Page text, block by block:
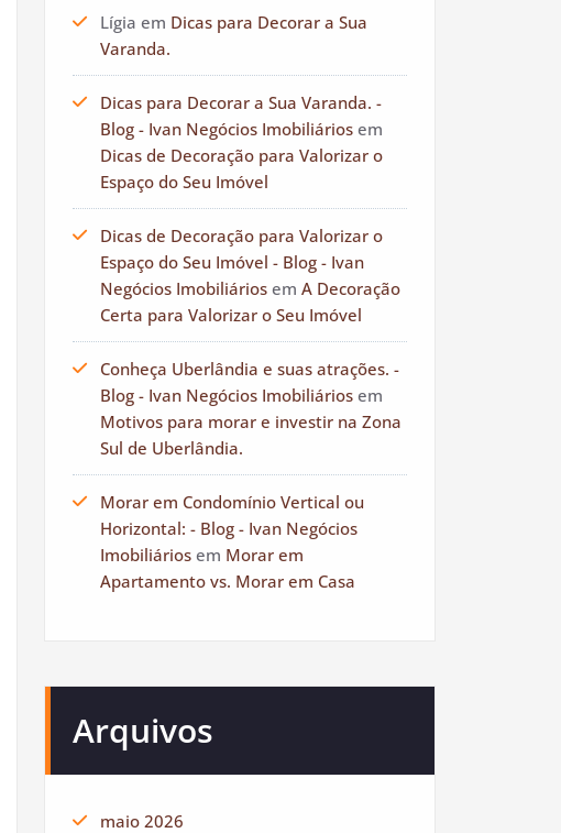
Lígia em Dicas para Decorar a Sua
Varanda.
Dicas para Decorar a Sua Varanda. -
Blog - Ivan Negócios Imobiliários em
Dicas de Decoração para Valorizar o
Espaço do Seu Imóvel
Dicas de Decoração para Valorizar o
Espaço do Seu Imóvel - Blog - Ivan
Negócios Imobiliários em A Decoração
Certa para Valorizar o Seu Imóvel
Conheça Uberlândia e suas atrações. -
Blog - Ivan Negócios Imobiliários em
Motivos para morar e investir na Zona
Sul de Uberlândia.
Morar em Condomínio Vertical ou
Horizontal: - Blog - Ivan Negócios
Imobiliários em Morar em
Apartamento vs. Morar em Casa
Arquivos
maio 2026